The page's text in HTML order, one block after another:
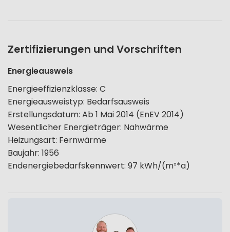
Zertifizierungen und Vorschriften
Energieausweis
Energieeffizienzklasse: C
Energieausweistyp: Bedarfsausweis
Erstellungsdatum: Ab 1 Mai 2014 (EnEV 2014)
Wesentlicher Energieträger: Nahwärme
Heizungsart: Fernwärme
Baujahr: 1956
Endenergiebedarfskennwert: 97 kWh/(m²*a)